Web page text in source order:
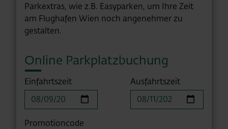
Parkextras, wie z.B. Easyparken, um Ihre Zeit
am Flughafen Wien noch angenehmer zu
gestalten.
Online Parkplatzbuchung
Einfahrtszeit Ausfahrtszeit
Promotioncode